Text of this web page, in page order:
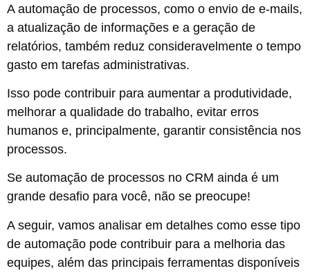
A automação de processos, como o envio de e-mails,
a atualização de informações e a geração de
relatórios, também reduz consideravelmente o tempo
gasto em tarefas administrativas.
Isso pode contribuir para aumentar a produtividade,
melhorar a qualidade do trabalho, evitar erros
humanos e, principalmente, garantir consistência nos
processos.
Se automação de processos no CRM ainda é um
grande desafio para você, não se preocupe!
A seguir, vamos analisar em detalhes como esse tipo
de automação pode contribuir para a melhoria das
equipes, além das principais ferramentas disponíveis